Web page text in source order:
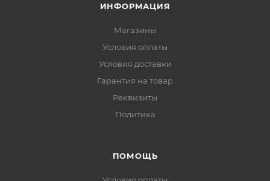
ИНФОРМАЦИЯ
Магазины
Условия оплаты
Условия доставки
Гарантия на товар
Реквизиты
Политика
ПОМОЩЬ